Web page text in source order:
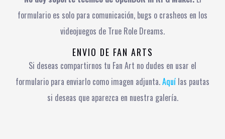
formulario es solo para comunicación, bugs o crasheos en los
videojuegos de True Role Dreams.
ENVIO DE FAN ARTS
Si deseas compartirnos tu Fan Art no dudes en usar el
formulario para enviarlo como imagen adjunta.Aquí las pautas
si deseas que aparezca en nuestra galería.